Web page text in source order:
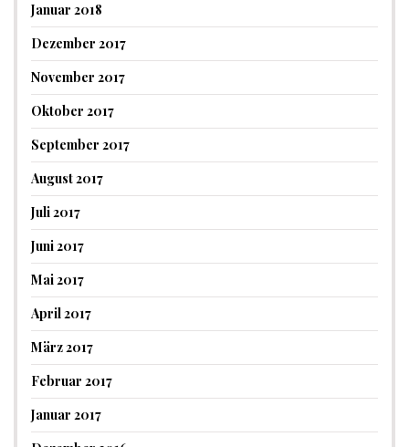
Januar 2018
Dezember 2017
November 2017
Oktober 2017
September 2017
August 2017
Juli 2017
Juni 2017
Mai 2017
April 2017
März 2017
Februar 2017
Januar 2017